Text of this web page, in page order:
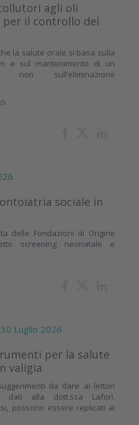
agli oli
per il controllo del
la salute orale si basa sulla
e sul mantenimento di un
non sull’eliminazione
sociale in
delle Fondazioni di Origine
screening neonatale e
Luglio 2026
per la salute
valigia
da dare ai lettori
dati alla dott.ssa Laforì.
possono essere replicati ai